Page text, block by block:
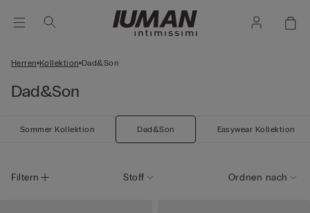
Herren Kollektion Dad&Son
Dad&Son
Sommer Kollektion Dad&Son Easywear Kollektion
Filtern Stoff Ordnen nach